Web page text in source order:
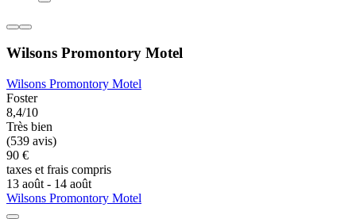
Wilsons Promontory Motel
Wilsons Promontory Motel
Foster
8,4/10
Très bien
(539 avis)
90 €
taxes et frais compris
13 août - 14 août
Wilsons Promontory Motel